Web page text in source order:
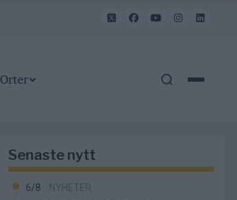
Orter
Senaste nytt
6/8 NYHETER